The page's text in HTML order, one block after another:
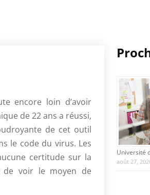
encore loin d’avoir
de 22 ans a réussi,
de cet outil
le code du virus. Les
certitude sur la
de voir le moyen de
Université
août 27,